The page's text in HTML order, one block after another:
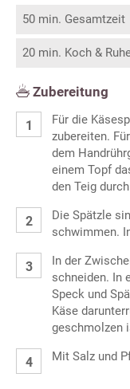
50 min. Gesamtzeit
20 min. Koch &
Zubereitung
Für die
zubereiten.
dem
einem Topf
den Teig
Die Spätzle
schwimmen.
In der
schneiden. In
Speck und
Käse
geschmolzen
Mit Salz und